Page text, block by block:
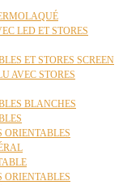
LED ET STORES
ET STORES SCREEN
AVEC STORES
BLANCHES
ORIENTABLES
ORIENTABLES